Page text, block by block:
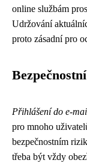
online službám
Udržování
proto zásadní pro
Přihlášení do e-
pro mnoho
bezpečnostním
třeba být vždy